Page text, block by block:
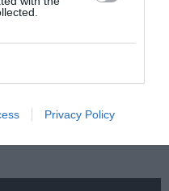
Privacy Policy
Αντζελίνα Τζολί θα
Σεπτέμβριο